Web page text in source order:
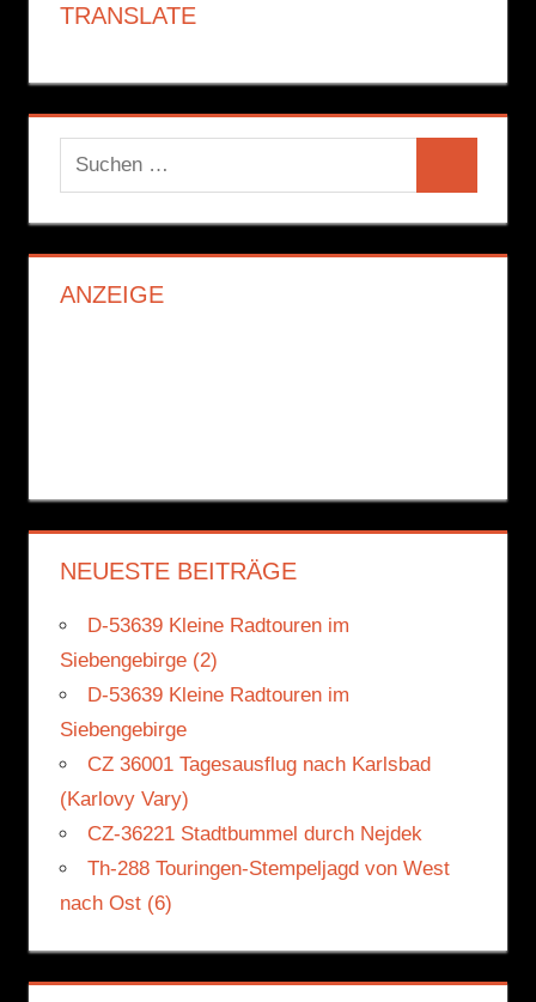
TRANSLATE
Suchen
nach:
ANZEIGE
NEUESTE BEITRÄGE
D-53639 Kleine Radtouren im
Siebengebirge (2)
D-53639 Kleine Radtouren im
Siebengebirge
CZ 36001 Tagesausflug nach Karlsbad
(Karlovy Vary)
CZ-36221 Stadtbummel durch Nejdek
Th-288 Touringen-Stempeljagd von West
nach Ost (6)